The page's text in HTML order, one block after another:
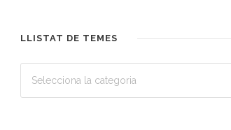
LLISTAT DE TEMES